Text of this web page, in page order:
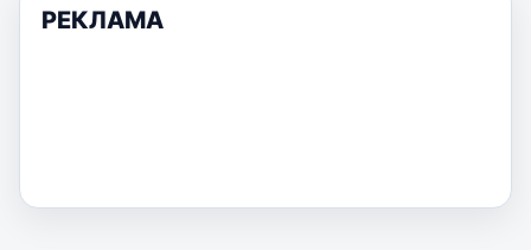
РЕКЛАМА